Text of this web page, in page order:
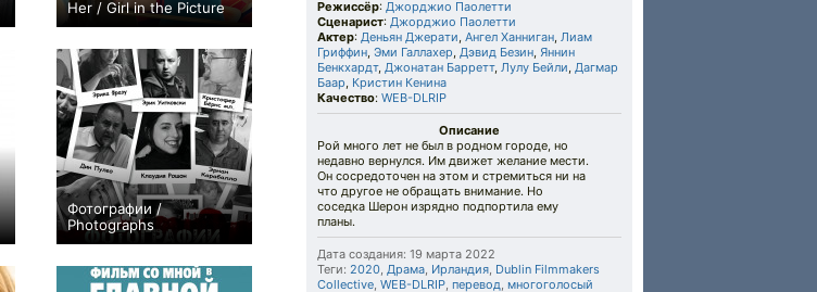
Her / Girl in the Picture
0
Фотографии /
Photographs
0
Режиссёр: Джорджио Паолетти
Сценарист: Джорджио Паолетти
Актер: Деньян Джерати, Ангел Ханниган, Лиам
Гриффин, Эми Галлахер, Дэвид Безин, Яннин
Бенкхардт, Джонатан Барретт, Лулу Бейли, Дагмар
Баар, Кристин Кенина
Качество: WEB-DLRIP
Описание
Рой много лет не был в родном городе, но
недавно вернулся. Им движет желание мести.
Он сосредоточен на этом и стремиться ни на
что другое не обращать внимание. Но
соседка Шерон изрядно подпортила ему
планы.
Дата создания: 19 марта 2022
Теги: 2020, Драма, Ирландия, Dublin Filmmakers
Collective, WEB-DLRIP, перевод, многоголосый